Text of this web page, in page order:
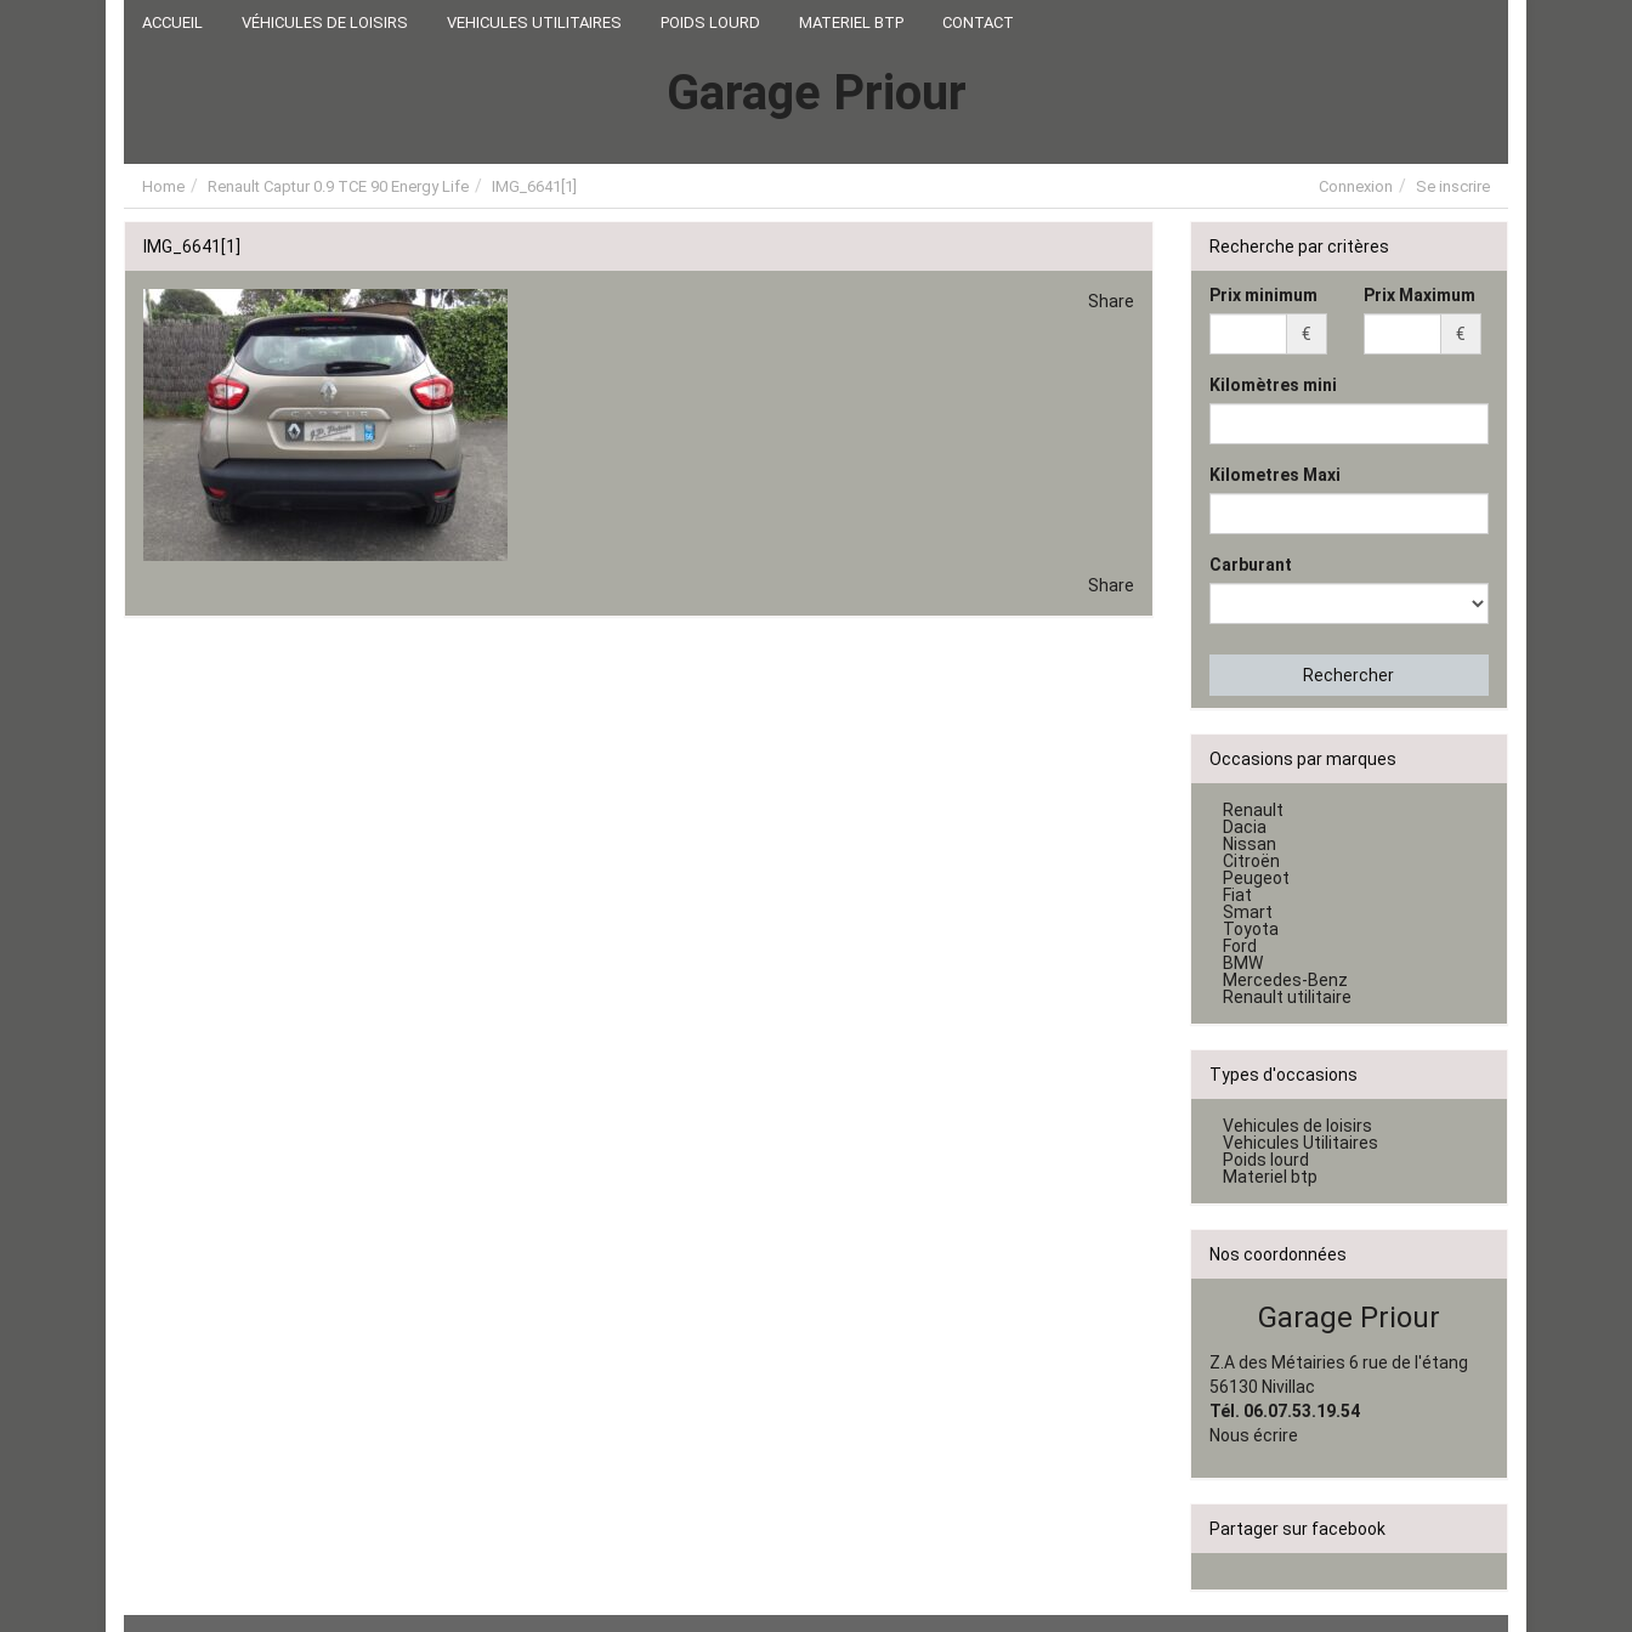
ACCUEIL VÉHICULES DE LOISIRS VEHICULES UTILITAIRES POIDS LOURD MATERIEL BTP CONTACT
Garage Priour
Home Renault Captur 0.9 TCE 90 Energy Life IMG_6641[1] Connexion Se inscrire
IMG_6641[1]
Share
Share
Recherche par critères
Prix minimum
€
Prix Maximum
€
Kilomètres mini
Kilometres Maxi
Carburant
Rechercher
Occasions par marques
Renault
Dacia
Nissan
Citroën
Peugeot
Fiat
Smart
Toyota
Ford
BMW
Mercedes-Benz
Renault utilitaire
Types d'occasions
Vehicules de loisirs
Vehicules Utilitaires
Poids lourd
Materiel btp
Nos coordonnées
Garage Priour
Z.A des Métairies 6 rue de l'étang
56130 Nivillac
Tél. 06.07.53.19.54
Nous écrire
Partager sur facebook